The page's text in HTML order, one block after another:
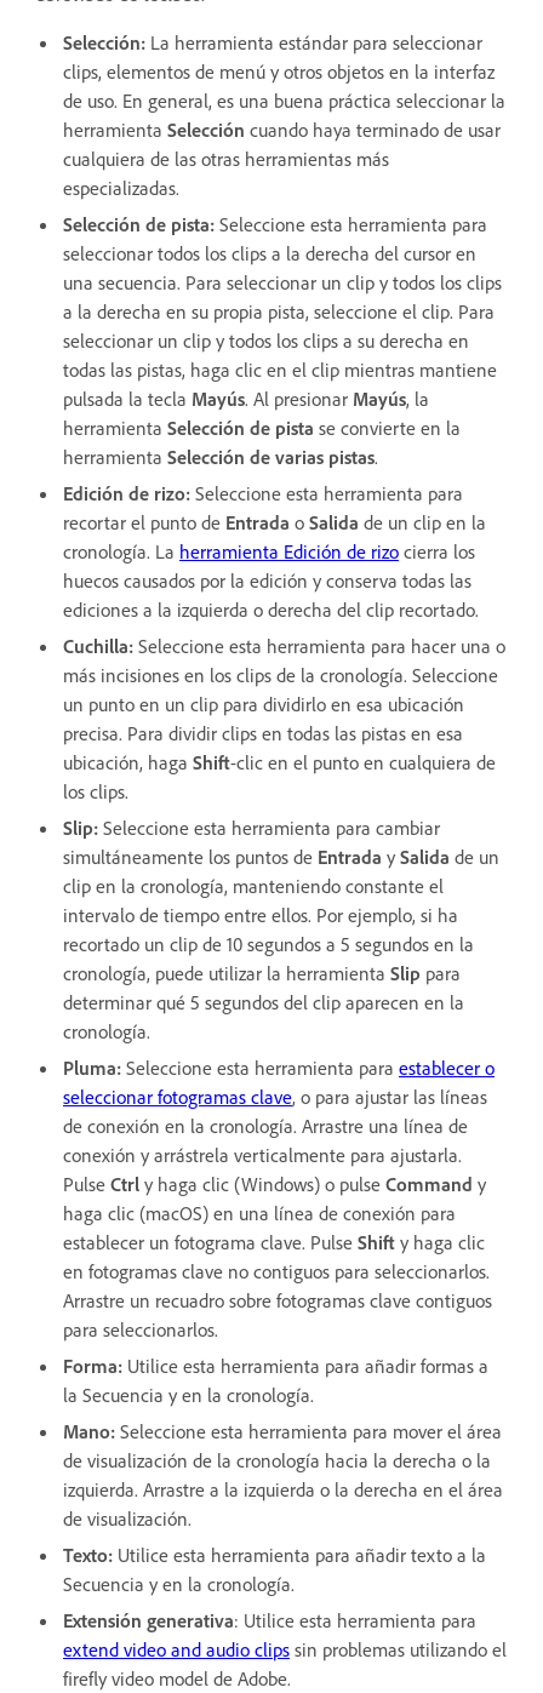
Selección: La herramienta estándar para seleccionar
clips, elementos de menú y otros objetos en la interfaz
de uso. En general, es una buena práctica seleccionar la
herramienta Selección cuando haya terminado de usar
cualquiera de las otras herramientas más
especializadas.
Selección de pista: Seleccione esta herramienta para
seleccionar todos los clips a la derecha del cursor en
una secuencia. Para seleccionar un clip y todos los clips
a la derecha en su propia pista, seleccione el clip. Para
seleccionar un clip y todos los clips a su derecha en
todas las pistas, haga clic en el clip mientras mantiene
pulsada la tecla Mayús. Al presionar Mayús, la
herramienta Selección de pista se convierte en la
herramienta Selección de varias pistas.
Edición de rizo: Seleccione esta herramienta para
recortar el punto de Entrada o Salida de un clip en la
cronología. La herramienta Edición de rizo cierra los
huecos causados por la edición y conserva todas las
ediciones a la izquierda o derecha del clip recortado.
Cuchilla: Seleccione esta herramienta para hacer una o
más incisiones en los clips de la cronología. Seleccione
un punto en un clip para dividirlo en esa ubicación
precisa. Para dividir clips en todas las pistas en esa
ubicación, haga Shift-clic en el punto en cualquiera de
los clips.
Slip: Seleccione esta herramienta para cambiar
simultáneamente los puntos de Entrada y Salida de un
clip en la cronología, manteniendo constante el
intervalo de tiempo entre ellos. Por ejemplo, si ha
recortado un clip de 10 segundos a 5 segundos en la
cronología, puede utilizar la herramienta Slip para
determinar qué 5 segundos del clip aparecen en la
cronología.
Pluma: Seleccione esta herramienta para establecer o
seleccionar fotogramas clave, o para ajustar las líneas
de conexión en la cronología. Arrastre una línea de
conexión y arrástrela verticalmente para ajustarla.
Pulse Ctrl y haga clic (Windows) o pulse Command y
haga clic (macOS) en una línea de conexión para
establecer un fotograma clave. Pulse Shift y haga clic
en fotogramas clave no contiguos para seleccionarlos.
Arrastre un recuadro sobre fotogramas clave contiguos
para seleccionarlos.
Forma: Utilice esta herramienta para añadir formas a
la Secuencia y en la cronología.
Mano: Seleccione esta herramienta para mover el área
de visualización de la cronología hacia la derecha o la
izquierda. Arrastre a la izquierda o la derecha en el área
de visualización.
Texto: Utilice esta herramienta para añadir texto a la
Secuencia y en la cronología.
Extensión generativa: Utilice esta herramienta para
extend video and audio clips sin problemas utilizando el
firefly video model de Adobe.